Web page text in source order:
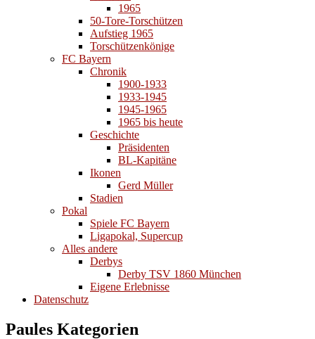
1965
50-Tore-Torschützen
Aufstieg 1965
Torschützenkönige
FC Bayern
Chronik
1900-1933
1933-1945
1945-1965
1965 bis heute
Geschichte
Präsidenten
BL-Kapitäne
Ikonen
Gerd Müller
Stadien
Pokal
Spiele FC Bayern
Ligapokal, Supercup
Alles andere
Derbys
Derby TSV 1860 München
Eigene Erlebnisse
Datenschutz
Paules Kategorien